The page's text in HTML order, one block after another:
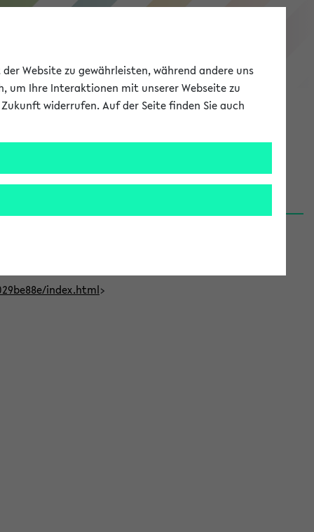
eKVV
Bielefeld (31.07.26)
index.html>
Website zu gewährleisten, während andere uns
um Ihre Interaktionen mit unserer Webseite zu
widerrufen. Auf der Seite finden Sie auch